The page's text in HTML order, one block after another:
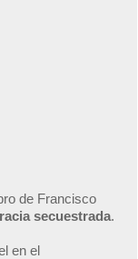
de Francisco
secuestrada.
en el